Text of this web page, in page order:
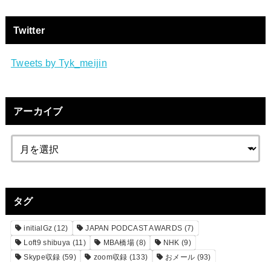
Twitter
Tweets by Tyk_meijin
アーカイブ
タグ
initialGz (12) JAPAN PODCAST AWARDS (7)
Loft9 shibuya (11) MBA橋場 (8) NHK (9)
Skype収録 (59) zoom収録 (133) おメール (93)